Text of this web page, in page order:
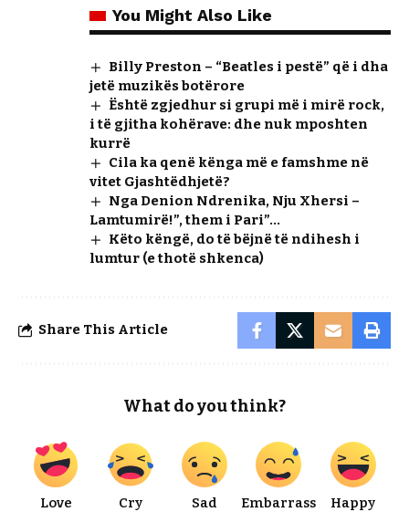
You Might Also Like
Billy Preston – “Beatles i pestë” që i dha
jetë muzikës botërore
Është zgjedhur si grupi më i mirë rock,
i të gjitha kohërave: dhe nuk mposhten
kurrë
Cila ka qenë kënga më e famshme në
vitet Gjashtëdhjetë?
Nga Denion Ndrenika, Nju Xhersi –
Lamtumirë!”, them i Pari”…
Këto këngë, do të bëjnë të ndihesh i
lumtur (e thotë shkenca)
Share This Article
What do you think?
Love
Cry
Sad
Embarrass
Happy